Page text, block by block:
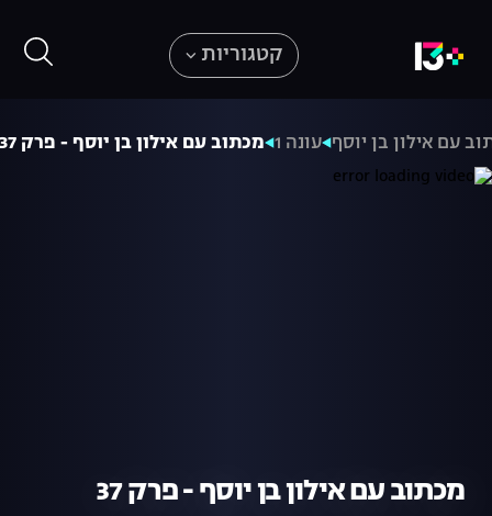
קטגוריות
עם אילון בן יוסף עונה 1 מכתוב עם אילון בן יוסף - פרק 37
מכתוב עם אילון בן יוסף - פרק 37